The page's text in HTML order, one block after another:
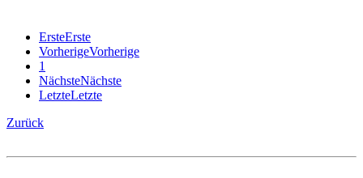
ErsteErste
VorherigeVorherige
1
NächsteNächste
LetzteLetzte
Zurück